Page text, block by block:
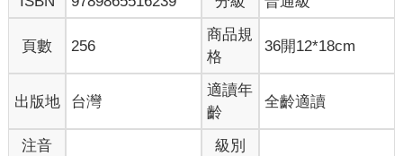
頁數 256
商品規
格
36開12*18cm
出版地 台灣
適讀年
齡
全齡適讀
注音 級別